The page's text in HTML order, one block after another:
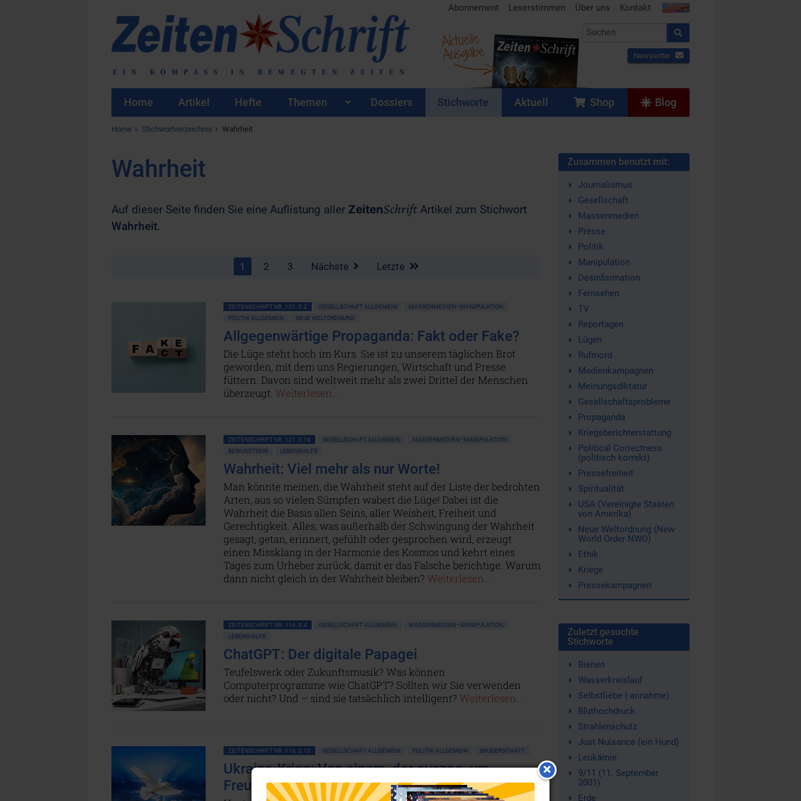
Abonnement Leserstimmen Über uns Kontakt
Newsletter
Aktuelle
Ausgabe
Home Artikel Hefte Themen Dossiers Stichworte Aktuell Shop Blog
Home Stichwortverzeichnis Wahrheit
Wahrheit
Auf dieser Seite finden Sie eine Auflistung aller ZeitenSchrift Artikel zum Stichwort
Wahrheit.
1 2 3 Nächste Letzte
ZEITENSCHRIFT NR. 121, S.2 GESELLSCHAFT ALLGEMEIN
MASSENMEDIEN • MANIPULATION
POLITIK ALLGEMEIN
NEUE WELTORDNUNG
Allgegenwärtige Propaganda: Fakt oder Fake?
Die Lüge steht hoch im Kurs. Sie ist zu unserem täglichen Brot
geworden, mit dem uns Regierungen, Wirtschaft und Presse
füttern. Davon sind weltweit mehr als zwei Drittel der Menschen
überzeugt. Weiterlesen...
ZEITENSCHRIFT NR. 121, S.18 GESELLSCHAFT ALLGEMEIN
MASSENMEDIEN • MANIPULATION
BEWUSSTSEIN
LEBENSHILFE
Wahrheit: Viel mehr als nur Worte!
Man könnte meinen, die Wahrheit steht auf der Liste der bedrohten
Arten; aus so vielen Sümpfen wabert die Lüge! Dabei ist die
Wahrheit die Basis allen Seins, aller Weisheit, Freiheit und
Gerechtigkeit. Alles, was außerhalb der Schwingung der Wahrheit
gesagt, getan, erinnert, gefühlt oder gesprochen wird, erzeugt
einen Missklang in der Harmonie des Kosmos und kehrt eines
Tages zum Urheber zurück, damit er das Falsche berichtige. Warum
dann nicht gleich in der Wahrheit bleiben? Weiterlesen...
ZEITENSCHRIFT NR. 116, S.4 GESELLSCHAFT ALLGEMEIN
MASSENMEDIEN • MANIPULATION
LEBENSHILFE
ChatGPT: Der digitale Papagei
Teufelswerk oder Zukunftsmusik? Was können
Computerprogramme wie ChatGPT? Sollten wir Sie verwenden
oder nicht? Und – sind sie tatsächlich intelligent? Weiterlesen...
ZEITENSCHRIFT NR. 116, S.10 GESELLSCHAFT ALLGEMEIN POLITIK ALLGEMEIN BRUDERSCHAFT
Ukraine-Krieg: Von einem, der auszog, um
Freundschaft zu schließen
Zusammen benutzt mit:
Journalismus
Gesellschaft
Massenmedien
Presse
Politik
Manipulation
Desinformation
Fernsehen
TV
Reportagen
Lügen
Rufmord
Medienkampagnen
Meinungsdiktatur
Gesellschaftsprobleme
Propaganda
Kriegsberichterstattung
Political Correctness
(politisch korrekt)
Pressefreiheit
Spiritualität
USA (Vereinigte Staaten
von Amerika)
Neue Weltordnung (New
World Order NWO)
Ethik
Kriege
Pressekampagnen
Zuletzt gesuchte
Stichworte
Bienen
Wasserkreislauf
Selbstliebe (-annahme)
Bluthochdruck
Strahlenschutz
Just Nuisance (ein Hund)
Leukämie
9/11 (11. September
2001)
Erde